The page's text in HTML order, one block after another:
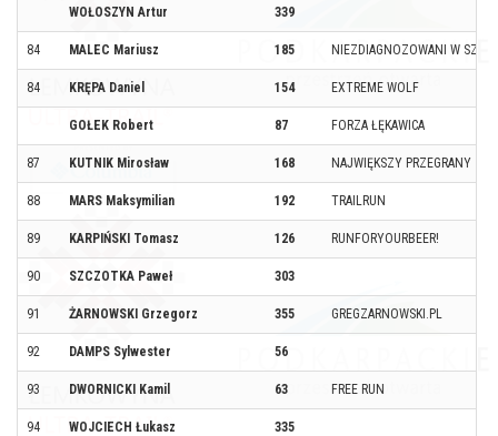
WOŁOSZYN Artur 339
84 MALEC Mariusz 185 NIEZDIAGNOZOWANI W SZALE
84 KRĘPA Daniel 154 EXTREME WOLF
GOŁEK Robert 87 FORZA ŁĘKAWICA
87 KUTNIK Mirosław 168 NAJWIĘKSZY PRZEGRANY
88 MARS Maksymilian 192 TRAILRUN
89 KARPIŃSKI Tomasz 126 RUNFORYOURBEER!
90 SZCZOTKA Paweł 303
91 ŻARNOWSKI Grzegorz 355 GREGZARNOWSKI.PL
92 DAMPS Sylwester 56
93 DWORNICKI Kamil 63 FREE RUN
94 WOJCIECH Łukasz 335